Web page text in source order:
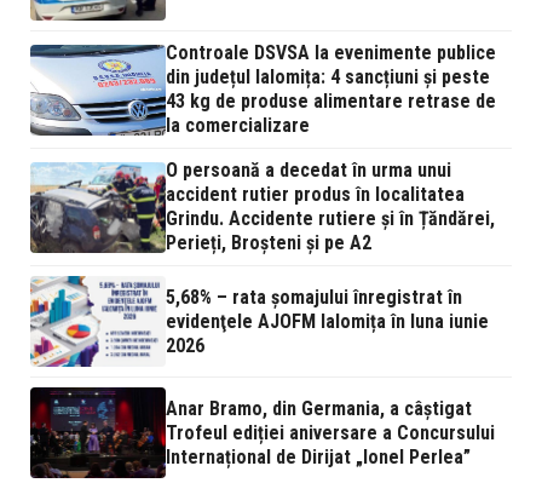
Controale DSVSA la evenimente publice
din județul Ialomița: 4 sancțiuni și peste
43 kg de produse alimentare retrase de
la comercializare
O persoană a decedat în urma unui
accident rutier produs în localitatea
Grindu. Accidente rutiere și în Țăndărei,
Perieți, Broșteni și pe A2
5,68% – rata şomajului înregistrat în
evidenţele AJOFM Ialomița în luna iunie
2026
Anar Bramo, din Germania, a câștigat
Trofeul ediției aniversare a Concursului
Internațional de Dirijat „Ionel Perlea”